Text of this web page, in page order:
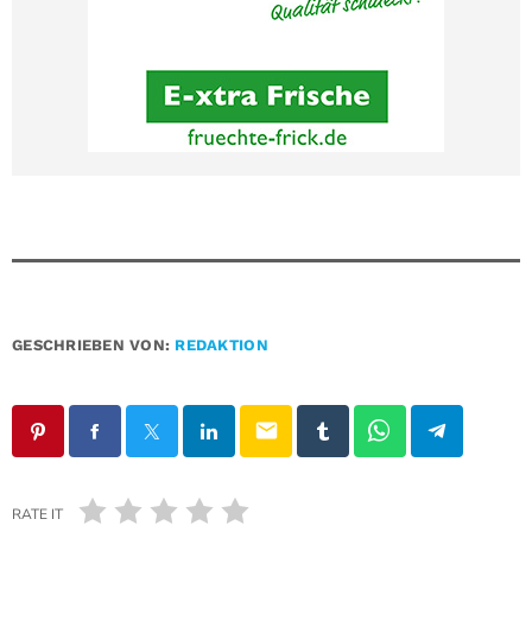
GESCHRIEBEN VON: REDAKTION
email
RATE IT